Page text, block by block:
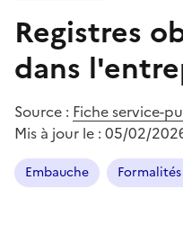
Registres
dans
Source : Fiche service-
Mis à jour le : 05/02/
Embauche